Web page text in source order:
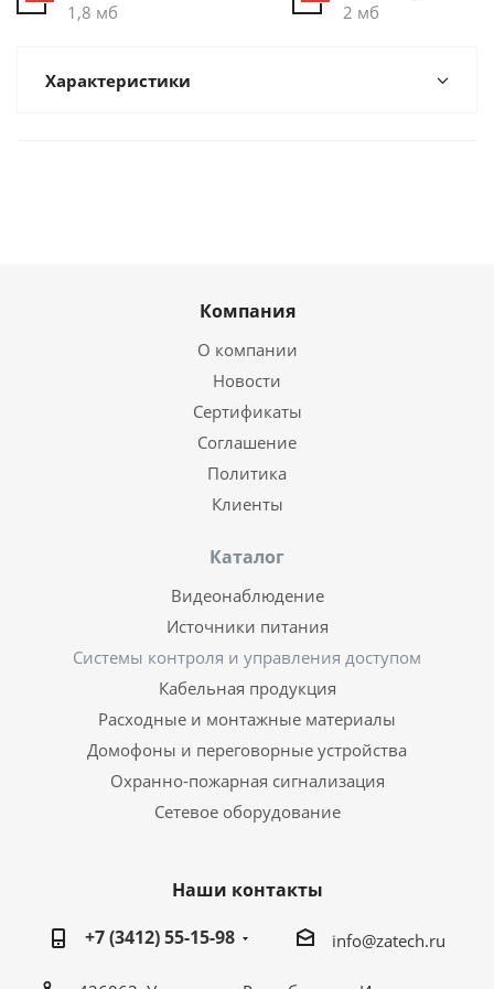
1,8 мб
2 мб
Характеристики
Компания
О компании
Новости
Сертификаты
Соглашение
Политика
Клиенты
Каталог
Видеонаблюдение
Источники питания
Системы контроля и управления доступом
Кабельная продукция
Расходные и монтажные материалы
Домофоны и переговорные устройства
Охранно-пожарная сигнализация
Сетевое оборудование
Наши контакты
+7 (3412) 55-15-98
info@zatech.ru